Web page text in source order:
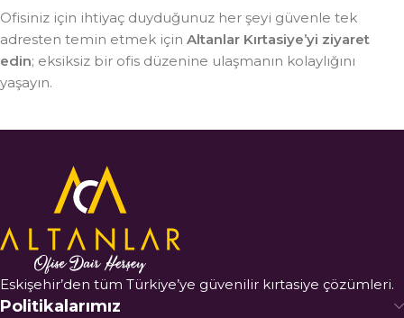
Ofisiniz için ihtiyaç duyduğunuz her şeyi güvenle tek
adresten temin etmek için Altanlar Kırtasiye’yi ziyaret
edin; eksiksiz bir ofis düzenine ulaşmanın kolaylığını
yaşayın.
Eskişehir’den tüm Türkiye’ye güvenilir kırtasiye çözümleri.
Politikalarımız